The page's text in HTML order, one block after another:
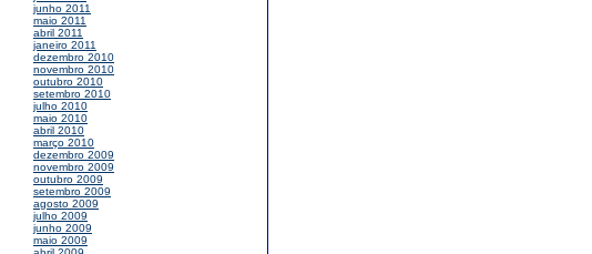
junho 2011
maio 2011
abril 2011
janeiro 2011
dezembro 2010
novembro 2010
outubro 2010
setembro 2010
julho 2010
maio 2010
abril 2010
março 2010
dezembro 2009
novembro 2009
outubro 2009
setembro 2009
agosto 2009
julho 2009
junho 2009
maio 2009